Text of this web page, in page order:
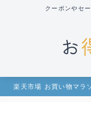
クーポンやセ
楽天市場 お買い物マラ